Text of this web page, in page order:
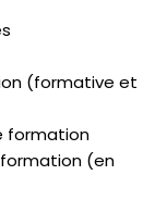
(formative et
formation
(en